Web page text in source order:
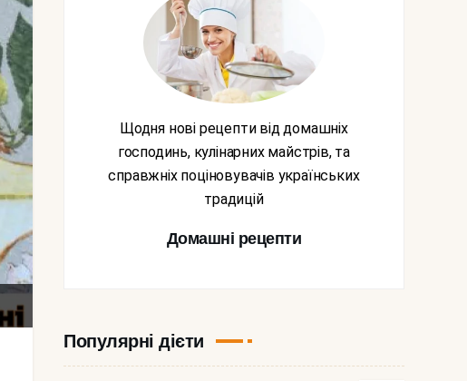
Щодня нові рецепти від домашніх
господинь, кулінарних майстрів, та
справжніх поціновувачів українських
традицій
Домашні рецепти
Популярні дієти